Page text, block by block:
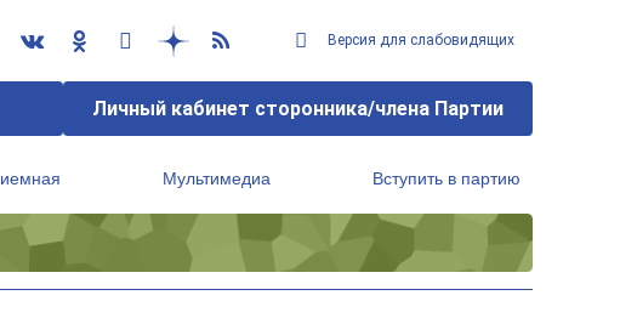
Версия для слабовидящих
Личный кабинет сторонника/члена Партии
Мультимедиа Вступить в партию